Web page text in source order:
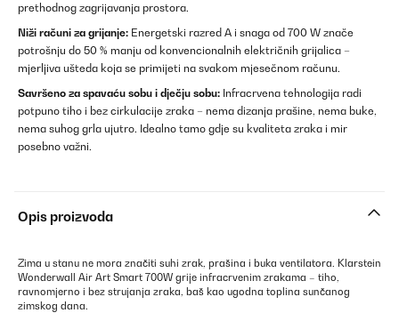
prethodnog zagrijavanja prostora.
Niži računi za grijanje: Energetski razred A i snaga od 700 W znače
potrošnju do 50 % manju od konvencionalnih električnih grijalica –
mjerljiva ušteda koja se primijeti na svakom mjesečnom računu.
Savršeno za spavaću sobu i dječju sobu: Infracrvena tehnologija radi
potpuno tiho i bez cirkulacije zraka – nema dizanja prašine, nema buke,
nema suhog grla ujutro. Idealno tamo gdje su kvaliteta zraka i mir
posebno važni.
Opis proizvoda
Zima u stanu ne mora značiti suhi zrak, prašina i buka ventilatora. Klarstein
Wonderwall Air Art Smart 700W grije infracrvenim zrakama – tiho,
ravnomjerno i bez strujanja zraka, baš kao ugodna toplina sunčanog
zimskog dana.